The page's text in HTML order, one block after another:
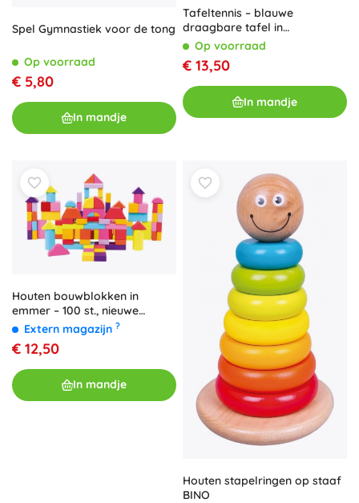
Spel Gymnastiek voor de tong
Op voorraad
€ 5,80
In mandje
Tafeltennis – blauwe
draagbare tafel in
middelgroot formaat met
accessoires
Op voorraad
€ 13,50
In mandje
Houten bouwblokken in
emmer – 100 st., nieuwe
kleuren
Extern magazijn ?
€ 12,50
In mandje
Houten stapelringen op staaf
BINO